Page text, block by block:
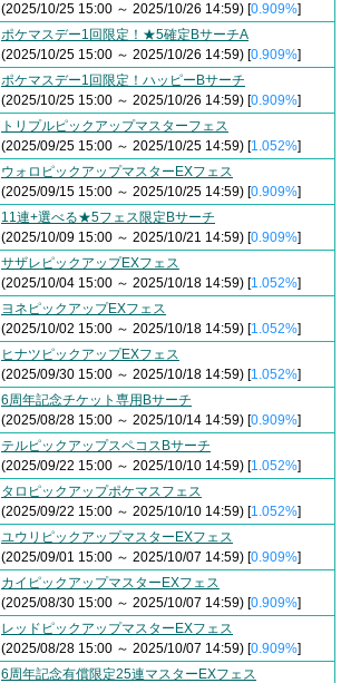
(2025/10/25 15:00 ～ 2025/10/26 14:59) [0.909%]
ポケマスデー1回限定！★5確定BサーチA
(2025/10/25 15:00 ～ 2025/10/26 14:59) [0.909%]
ポケマスデー1回限定！ハッピーBサーチ
(2025/10/25 15:00 ～ 2025/10/26 14:59) [0.909%]
トリプルピックアップマスターフェス
(2025/09/25 15:00 ～ 2025/10/25 14:59) [1.052%]
ウォロピックアップマスターEXフェス
(2025/09/15 15:00 ～ 2025/10/25 14:59) [0.909%]
11連+選べる★5フェス限定Bサーチ
(2025/10/09 15:00 ～ 2025/10/21 14:59) [0.909%]
サザレピックアップEXフェス
(2025/10/04 15:00 ～ 2025/10/18 14:59) [1.052%]
ヨネピックアップEXフェス
(2025/10/02 15:00 ～ 2025/10/18 14:59) [1.052%]
ヒナツピックアップEXフェス
(2025/09/30 15:00 ～ 2025/10/18 14:59) [1.052%]
6周年記念チケット専用Bサーチ
(2025/08/28 15:00 ～ 2025/10/14 14:59) [0.909%]
テルピックアップスペコスBサーチ
(2025/09/22 15:00 ～ 2025/10/10 14:59) [1.052%]
タロピックアップポケマスフェス
(2025/09/22 15:00 ～ 2025/10/10 14:59) [1.052%]
ユウリピックアップマスターEXフェス
(2025/09/01 15:00 ～ 2025/10/07 14:59) [0.909%]
カイピックアップマスターEXフェス
(2025/08/30 15:00 ～ 2025/10/07 14:59) [0.909%]
レッドピックアップマスターEXフェス
(2025/08/28 15:00 ～ 2025/10/07 14:59) [0.909%]
6周年記念有償限定25連マスターEXフェス